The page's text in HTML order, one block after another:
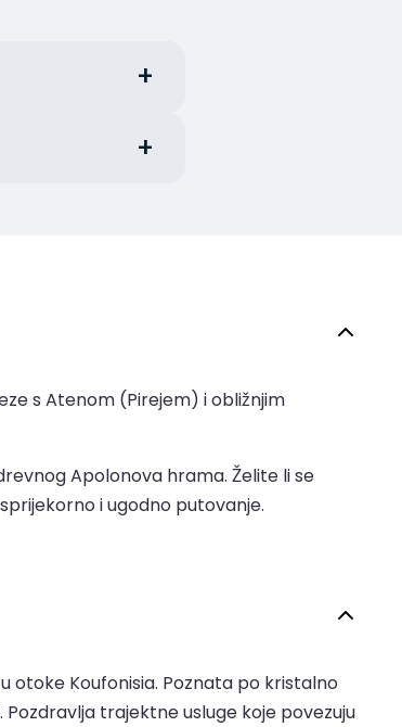
s Atenom (Pirejem) i obližnjim
Apolonova hrama. Želite li se
i ugodno putovanje.
otoke Koufonisia. Poznata po kristalno
trajektne usluge koje povezuju